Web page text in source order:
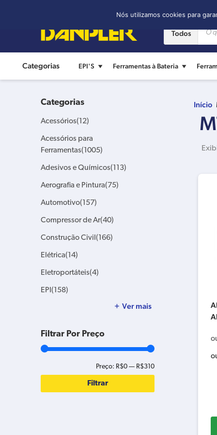
Todos
Categorias EPI'S Ferramentas à Bateria
Início
Categorias
Acessórios(12)
Acessórios para
Ferramentas(1005)
Adesivos e Químicos(113)
Aerografia e Pintura(75)
Automotivo(157)
Compressor de Ar(40)
Construção Civil (166)
Elétrica(14)
Eletroportáteis(4)
EPI (158)
Ver mais
Filtrar Por Preço
Filtrar
Preço: R$0 — R$310
Nós utilizamos cookies para